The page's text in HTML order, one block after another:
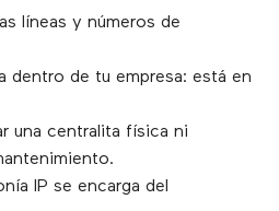
líneas y números de
dentro de tu empresa: está en
una centralita física ni
IP se encarga del